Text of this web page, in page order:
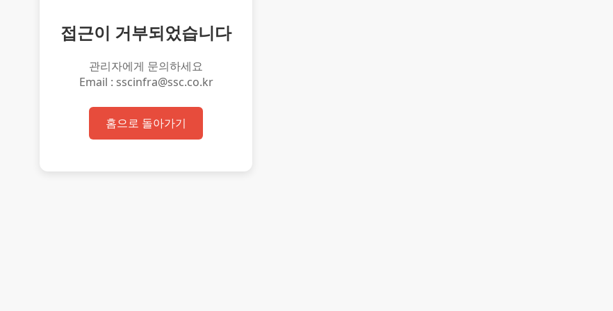
접근이 거부되었습니다
관리자에게 문의하세요
Email : sscinfra@ssc.co.kr
홈으로 돌아가기